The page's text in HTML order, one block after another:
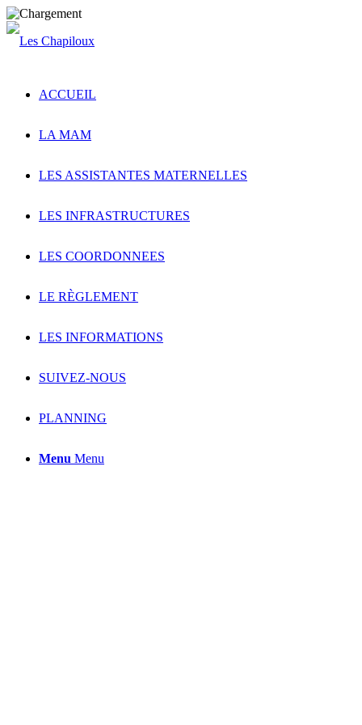
ACCUEIL
LA MAM
LES ASSISTANTES MATERNELLES
LES INFRASTRUCTURES
LES COORDONNEES
LE RÈGLEMENT
LES INFORMATIONS
SUIVEZ-NOUS
PLANNING
Menu Menu